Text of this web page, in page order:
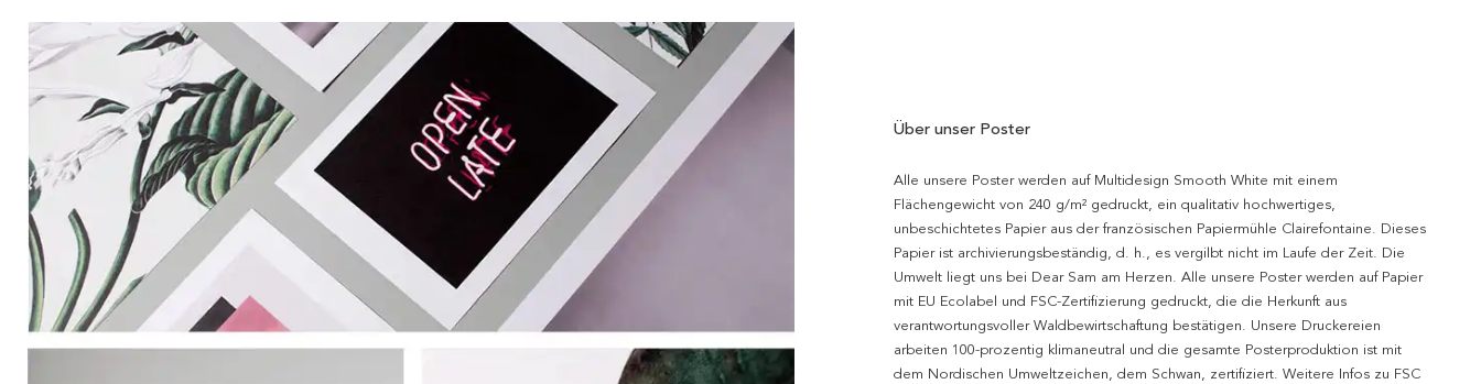
Über unser Poster
Alle unsere Poster werden auf Multidesign Smooth White mit einem
Flächengewicht von 240 g/m² gedruckt, ein qualitativ hochwertiges,
unbeschichtetes Papier aus der französischen Papiermühle Clairefontaine. Dieses
Papier ist archivierungsbeständig, d. h., es vergilbt nicht im Laufe der Zeit. Die
Umwelt liegt uns bei Dear Sam am Herzen. Alle unsere Poster werden auf Papier
mit EU Ecolabel und FSC-Zertifizierung gedruckt, die die Herkunft aus
verantwortungsvoller Waldbewirtschaftung bestätigen. Unsere Druckereien
arbeiten 100-prozentig klimaneutral und die gesamte Posterproduktion ist mit
dem Nordischen Umweltzeichen, dem Schwan, zertifiziert. Weitere Infos zu FSC